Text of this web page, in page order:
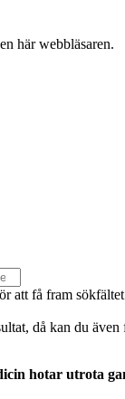
här webbläsaren.
att få fram
då kan du
hotar utrota